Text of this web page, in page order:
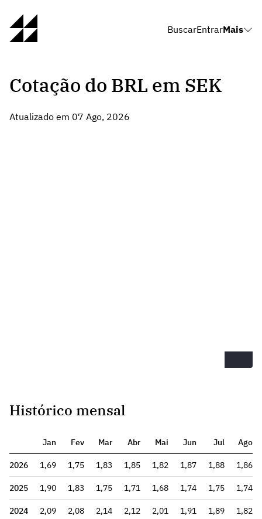
BuscarEntrarMais
Cotação do BRL em SEK
Atualizado em 07 Ago, 2026
Histórico mensal
Jan Fev Mar Abr Mai Jun Jul Ago
2026 1,69 1,75 1,83 1,85 1,82 1,87 1,88 1,86
2025 1,90 1,83 1,75 1,71 1,68 1,74 1,75 1,74
2024 2,09 2,08 2,14 2,12 2,01 1,91 1,89 1,82